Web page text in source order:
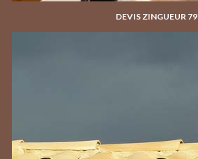
DEVIS ZINGUEUR 79